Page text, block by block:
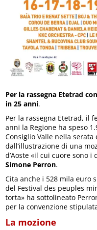
Per la rassegna Etetrad
in 25 anni.
Per la rassegna Etetrad, il
anni la Regione ha speso
Consiglio Valle nella
dall’illustrazione di una
d’Aoste «il cui cuore sono
Simone Perron.
Cita anche i 528 mila euro
del Festival des peuples
torta» ha sottolineato
per la convenzione
La mozione